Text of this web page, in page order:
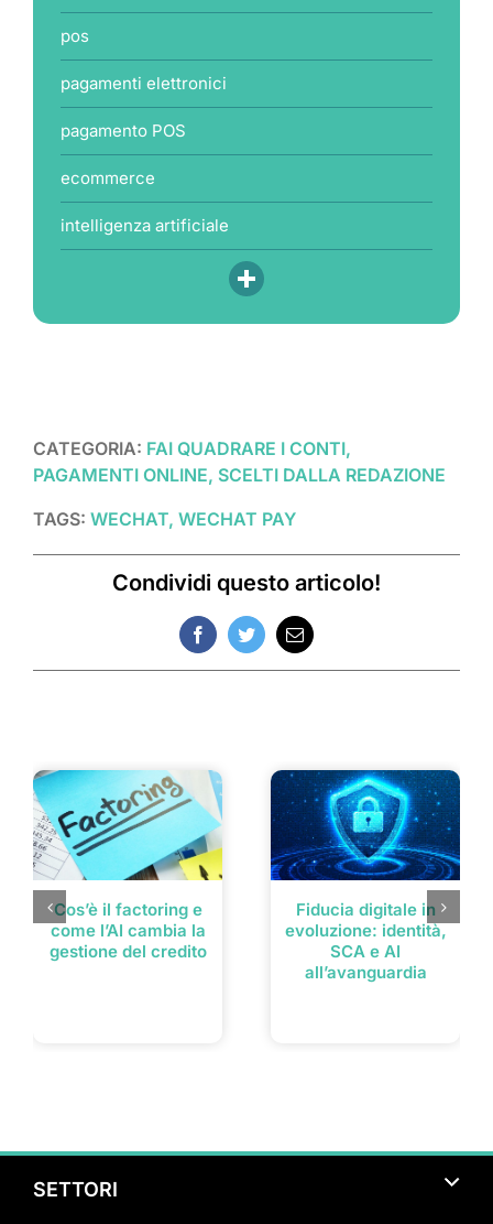
pos
pagamenti elettronici
pagamento POS
ecommerce
intelligenza artificiale
CATEGORIA: FAI QUADRARE I CONTI,
PAGAMENTI ONLINE, SCELTI DALLA REDAZIONE
TAGS: WECHAT, WECHAT PAY
Condividi questo articolo!
FacebookTwitterEmail
Cos’è il factoring e
come l’AI cambia la
gestione del credito
Fiducia digitale in
evoluzione: identità,
SCA e AI
all’avanguardia
SETTORI